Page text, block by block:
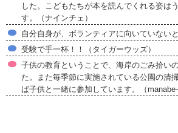
した。こどもたちが本を読んでくれる姿は
す。（ナインチェ）
自分自身が、ボランティアに向いていない
受験で手一杯！！（タイガーウッズ）
子供の教育ということで、海岸のごみ拾い
た。また毎季節に実施されている公園の清
ば子供と一緒に参加しています。（manabe-